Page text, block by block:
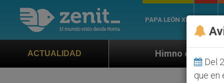
PAPA LEÓN XIV
ACTUALIDADHimno oficial de la Jornada Mundial
Del
que en